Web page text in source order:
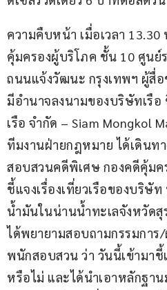
ความคืบหน้า เมื่อเวลา 13.30
คุ้มครองผู้บริโภค ชั้น 10 ศูนย์
ถนนแจ้งวัฒนะ กรุงเทพฯ ผู้สื่อ
มีอำนาจลงนามของบริษัทเรื
เรือ จำกัด – Siam Mongkol
ทีมงานฝ่ายกฎหมาย ได้เดินท
สอบสวนคดีพิเศษ กองคดีคุ้มค
ชี้แจงเรื่องเที่ยวเรือของบริษั
น้ำมันในน่านน้ำทะเลจังหวัด
ได้พยายามสอบถามกรรมกา
พนักสอบสวน ว่า วันนี้เข้ามาชี้
หรือไม่ และได้นำเอาหลักฐา